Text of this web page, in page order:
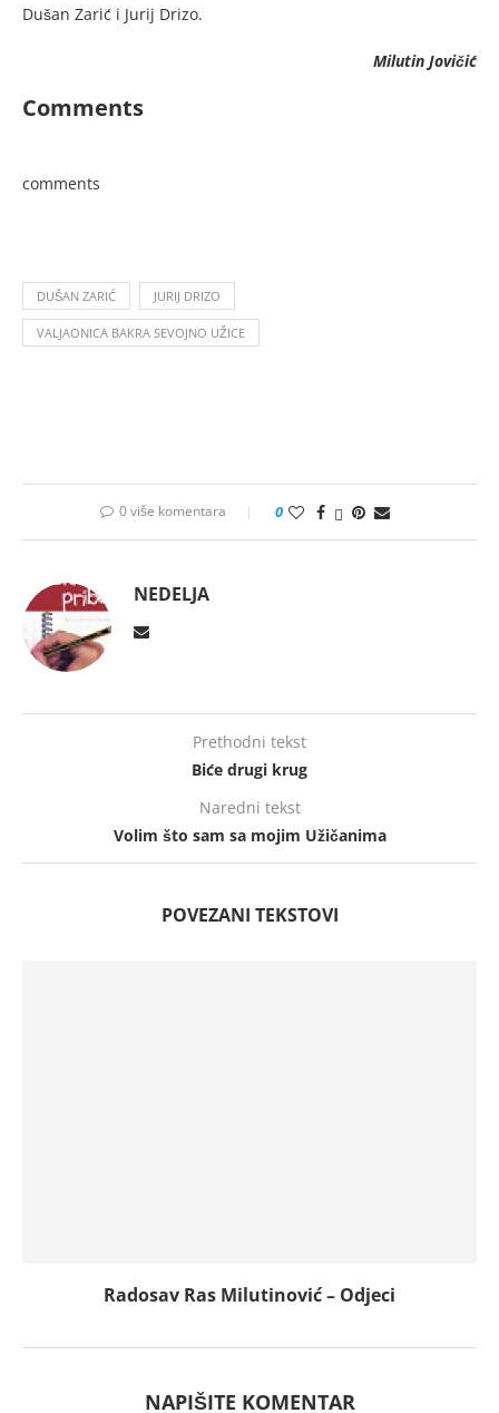
Dušan Zarić i Jurij Drizo.
Milutin Jovičić
Comments
comments
DUŠAN ZARIĆ JURIJ DRIZO
VALJAONICA BAKRA SEVOJNO UŽICE
0 više komentara 0
NEDELJA
Prethodni tekst
Biće drugi krug
Naredni tekst
Volim što sam sa mojim Užičanima
POVEZANI TEKSTOVI
Radosav Ras Milutinović – Odjeci
NAPIŠITE KOMENTAR